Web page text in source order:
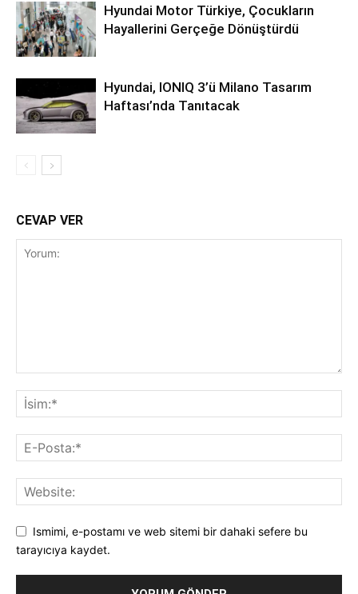
Hyundai Motor Türkiye, Çocukların
Hayallerini Gerçeğe Dönüştürdü
Hyundai, IONIQ 3’ü Milano Tasarım
Haftası’nda Tanıtacak
CEVAP VER
Ismimi, e-postamı ve web sitemi bir dahaki sefere bu
tarayıcıya kaydet.